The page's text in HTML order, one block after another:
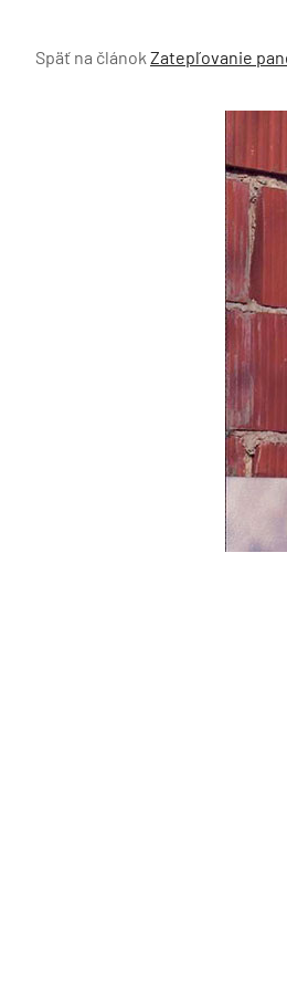
Späť na článok Zatepľovanie